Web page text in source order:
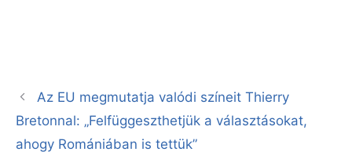
Az EU megmutatja valódi színeit Thierry
Bretonnal: „Felfüggeszthetjük a választásokat,
ahogy Romániában is tettük”